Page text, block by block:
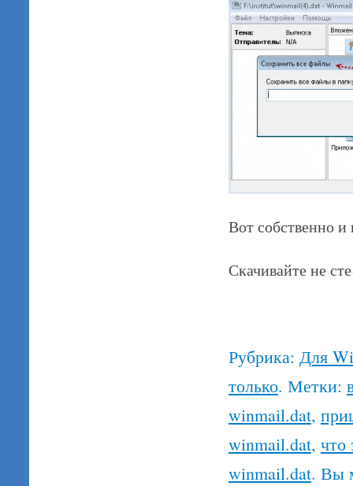
Вот собственно и
Скачивайте не
Рубрика: Для
только. Метки:
winmail.dat,
winmail.dat, что
winmail.dat. Вы